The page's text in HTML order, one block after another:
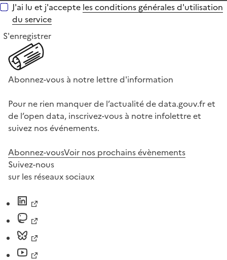
J'ai lu et j'accepte les conditions générales d'utilisation
du service
S'enregistrer
Abonnez-vous à notre lettre d'information
Pour ne rien manquer de l’actualité de data.gouv.fr et
de l’open data, inscrivez-vous à notre infolettre et
suivez nos événements.
Abonnez-vousVoir nos prochains évènements
Suivez-nous
sur les réseaux sociaux